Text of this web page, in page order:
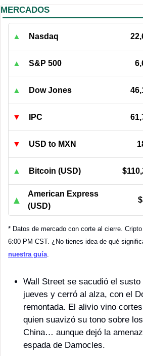
MERCADOS
▲ Nasdaq
▲ S&P 500
▲ Dow Jones
▼ IPC
▼ USD to MXN
▲ Bitcoin (USD)
▲
American Express
(USD)
* Datos de mercado con corte al cierre.
6:00 PM CST. ¿No tienes idea de qué
nuestra guía
Wall Street se sacudió el susto
jueves y cerró al alza, con el
remontada. El alivio vino
quien suavizó su tono sobre
China… aunque dejó la
espada de Damocles.